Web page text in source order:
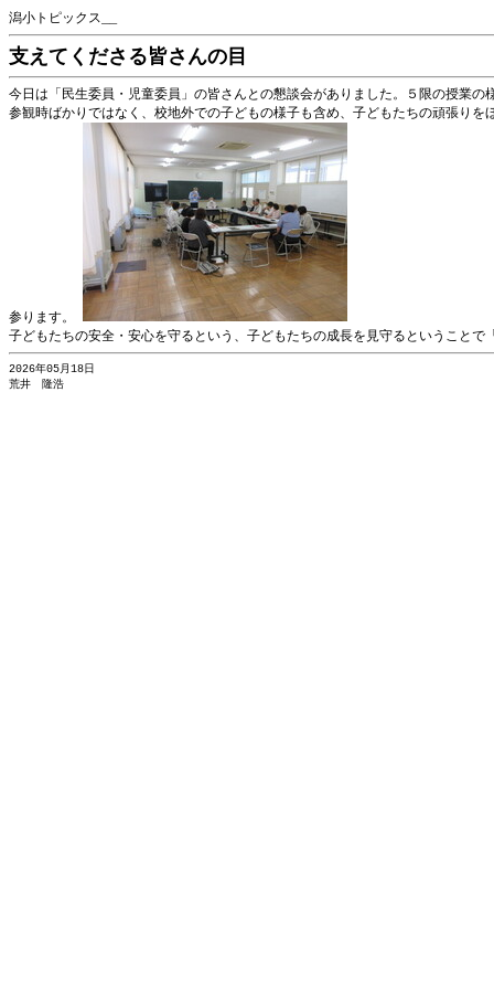
潟小トピックス__
支えてくださる皆さんの目
今日は「民生委員・児童委員」の皆さんとの懇談会がありました。５限の授業
参観時ばかりではなく、校地外での子どもの様子も含め、子どもたちの頑張り
参ります。
子どもたちの安全・安心を守るという、子どもたちの成長を見守るということ
2026年05月18日
荒井 隆浩